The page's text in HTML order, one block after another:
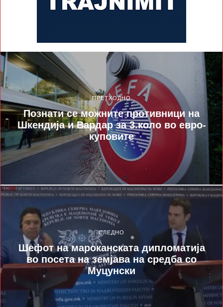
ПРЕТХОДНО
Познати се можните противници на
Шкендија и Вардар за 3.коло во евро-
куповите
СЛЕДНО
Шефот на мароканската дипломатија
во посета на земјава на средба со
Муцунски